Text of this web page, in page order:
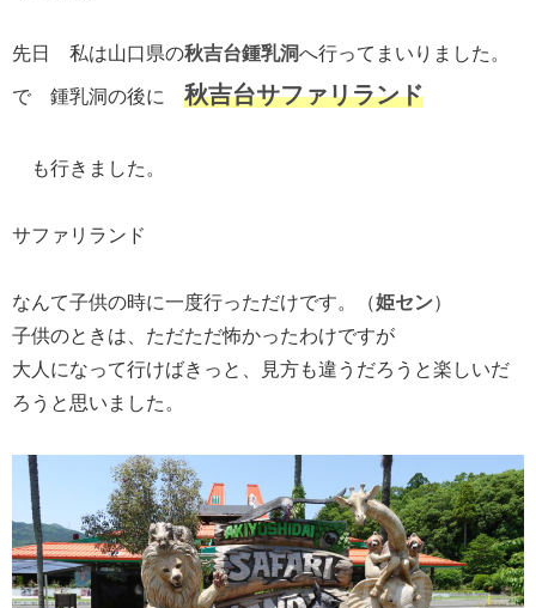
先日 私は山口県の秋吉台鍾乳洞へ行ってまいりました。
で 鍾乳洞の後に 秋吉台サファリランド
も行きました。
サファリランド
なんて子供の時に一度行っただけです。（姫セン）
子供のときは、ただただ怖かったわけですが
大人になって行けばきっと、見方も違うだろうと楽しいだ
ろうと思いました。